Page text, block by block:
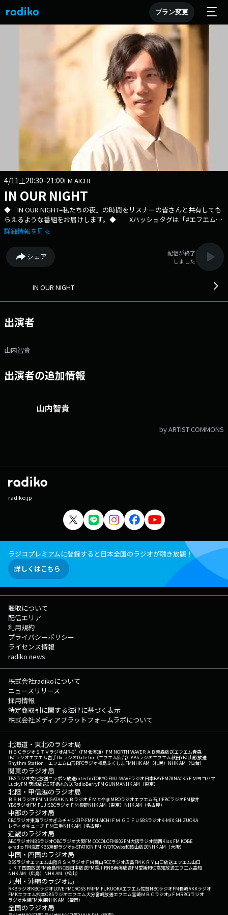
プラン変更
4/11土20:30-21:00FM AICHI
IN OUR NIGHT
◆「IN OUR NIGHT=私たちの夜」の時間をリスナーの皆さんと共有しても
らえるような番組をお届けします。◆ Xハッシュタグは「#エフエムア
イチ」 Xアカウントは「@FMAICHI」
詳細情報を見る
シェア
配信が終了
しました
IN OUR NIGHT
出演者
山内智貴
出演者の追加情報
山内智貴
by ARTIST COMMONS
radiko.jp
ラジコプレミアムに登録すると日本全国のラジオが聴き放題！
詳しくはこちら
聴取について
配信エリア
利用規約
プライバシーポリシー
ライセンス情報
radiko news
株式会社radikoについて
ニュースリリース
採用情報
特定商取引に関する法律に基づく表示
株式会社メディアプラットフォームラボについて
北海道・東北のラジオ局
ＨＢＣラジオＳＴＶラジオAIR-G'（FM北海道） FM NORTH WAVEＲＡＢ青森放送エフエム青森
IBCラジオエフエム岩手tbcラジオDate fm（エフエム仙台） ABSラジオエフエム秋田YBC山形放送
Rhythm Station エフエム山形RFCラジオ福島ふくしまFMNHK AM（札幌） NHK AM（仙台）
関東のラジオ局
TBSラジオ文化放送ニッポン放送interfmTOKYO FMJ-WAVEラジオ日本BAYFM78NACK5 ＦＭヨコハマ
LuckyFM 茨城放送CRT栃木放送RadioBerryFM GUNMANHK AM（東京）
北陸・甲信越のラジオ局
ＢＳＮラジオFM NIIGATAＫＮＢラジオ ＦＭとやまMROラジオエフエム石川FBCラジオFM福井
YBSラジオFM FUJISBCラジオ ＦＭ長野NHK AM（東京） NHK AM（名古屋）
中部のラジオ局
CBCラジオ東海ラジオぎふチャンZIP-FMFM AICHI ＦＭ ＧＩＦＵ SBSラジオK-MIX SHIZUOKA
レディオキューブ ＦＭ三重NHK AM（名古屋）
近畿のラジオ局
ABCラジオMBSラジオOBCラジオ大阪FM COCOLOFM802FM大阪ラジオ関西Kiss FM KOBE
e-radio FM滋賀KBS京都ラジオα-STATION FM KYOTOwbs和歌山放送NHK AM（大阪）
中国・四国のラジオ局
BSSラジオエフエム山陰ＲＳＫラジオ ＦＭ岡山RCCラジオ広島FM ＫＲＹ山口放送エフエム山口
ＪＲＴ四国放送FM徳島RNC西日本放送FM香川RNB南海放送FM愛媛RKC高知放送エフエム高知
NHK AM（広島） NHK AM（松山）
九州・沖縄のラジオ局
RKBラジオKBCラジオLOVE FMCROSS FMFM FUKUOKAエフエム佐賀NBCラジオFM長崎RKKラジオ
FMKエフエム熊本OBSラジオエフエム大分宮崎放送エフエム宮崎ＭＢＣラジオμＦＭRBCiラジオ
ラジオ沖縄FM沖縄NHK AM（福岡）
全国のラジオ局